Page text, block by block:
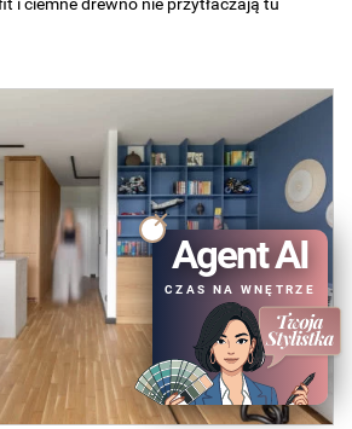
i ciemne drewno nie przytłaczają tu
Agent AI
CZAS NA WNĘTRZE